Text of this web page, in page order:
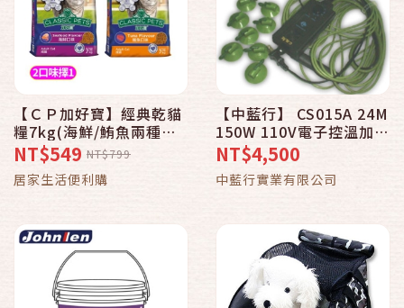
【ＣＰ加好寶】經典乾貓
糧7kg(海鮮/鮪魚兩種口
味任選)
NT$549 NT$799
居家生活便利購
【中藍行】 CS015A 24M
150W 110V電子控溫加熱
線
NT$4,500
中藍行實業有限公司